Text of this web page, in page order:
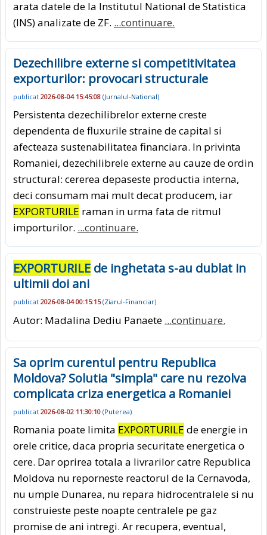
arata datele de la Institutul National de Statistica
(INS) analizate de ZF. ...continuare.
Dezechilibre externe si competitivitatea
exporturilor: provocari structurale
publicat 2026-08-04 15:45:08 (Jurnalul-National)
Persistenta dezechilibrelor externe creste
dependenta de fluxurile straine de capital si
afecteaza sustenabilitatea financiara. In privinta
Romaniei, dezechilibrele externe au cauze de ordin
structural: cererea depaseste productia interna,
deci consumam mai mult decat producem, iar
EXPORTURILE raman in urma fata de ritmul
importurilor. ...continuare.
EXPORTURILE de inghetata s-au dublat in
ultimii doi ani
publicat 2026-08-04 00:15:15(Ziarul-Financiar)
Autor: Madalina Dediu Panaete ...continuare.
Sa oprim curentul pentru Republica
Moldova? Solutia "simpla" care nu rezolva
complicata criza energetica a Romaniei
publicat 2026-08-02 11:30:10 (Puterea)
Romania poate limita EXPORTURILE de energie in
orele critice, daca propria securitate energetica o
cere. Dar oprirea totala a livrarilor catre Republica
Moldova nu reporneste reactorul de la Cernavoda,
nu umple Dunarea, nu repara hidrocentralele si nu
construieste peste noapte centralele pe gaz
promise de ani intregi. Ar recupera, eventual,